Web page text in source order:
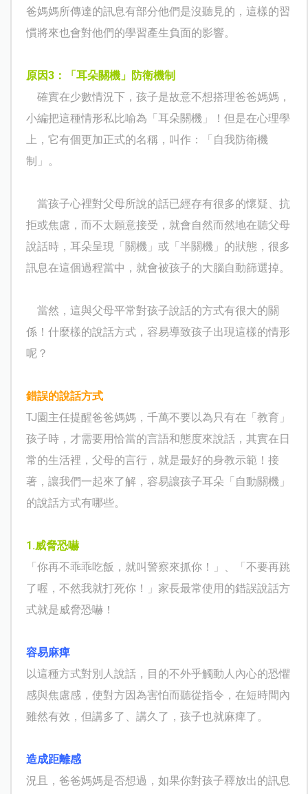
爸媽媽所傳達的訊息有部分他們是沒聽見的，這樣的習
慣將來也會對他們的學習產生負面的影響。
原因3：「耳朵關機」防衛機制
確實在少數情況下，孩子是故意不想搭理爸爸媽媽，
小編把這種情形私比喻為「耳朵關機」！但是在心理學
上，它有個更加正式的名稱，叫作：「自我防衛機
制」。
當孩子心裡對父母所說的話已經存有很多的懷疑、抗
拒或焦慮，而不太願意接受，就會自然而然地在聽父母
說話時，耳朵呈現「關機」或「半關機」的狀態，很多
訊息在這個過程當中，就會被孩子的大腦自動篩選掉。
當然，這與父母平常對孩子說話的方式有很大的關
係！什麼樣的說話方式，容易導致孩子出現這樣的情形
呢？
錯誤的說話方式
TJ 園主任提醒爸爸媽媽，千萬不要以為只有在「教育」
孩子時，才需要用恰當的言語和態度來說話，其實在日
常的生活裡，父母的言行，就是最好的身教示範！接
著，讓我們一起來了解，容易讓孩子耳朵「自動關機」
的說話方式有哪些。
1.威脅恐嚇
「你再不乖乖吃飯，就叫警察來抓你！」、「不要再跳
了喔，不然我就打死你！」家長最常使用的錯誤說話方
式就是威脅恐嚇！
容易麻痺
以這種方式對別人說話，目的不外乎觸動人內心的恐懼
感與焦慮感，使對方因為害怕而聽從指令，在短時間內
雖然有效，但講多了、講久了，孩子也就麻痺了。
造成距離感
況且，爸爸媽媽是否想過，如果你對孩子釋放出的訊息